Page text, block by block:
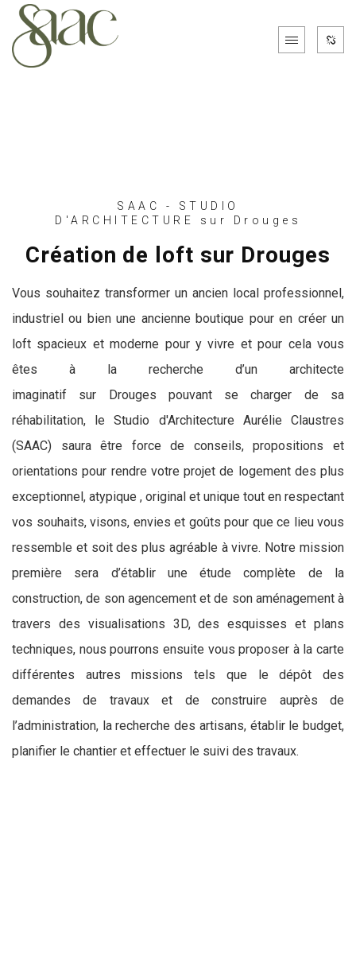
SAAC - STUDIO
D'ARCHITECTURE sur Drouges
Création de loft sur Drouges
Vous souhaitez transformer un ancien local professionnel,
industriel ou bien une ancienne boutique pour en créer un
loft spacieux et moderne pour y vivre et pour cela vous
êtes à la recherche d’un architecte
imaginatif sur Drouges pouvant se charger de sa
réhabilitation, le Studio d'Architecture Aurélie Claustres
(SAAC) saura être force de conseils, propositions et
orientations pour rendre votre projet de logement des plus
exceptionnel, atypique , original et unique tout en respectant
vos souhaits, visons, envies et goûts pour que ce lieu vous
ressemble et soit des plus agréable à vivre. Notre mission
première sera d’établir une étude complète de la
construction, de son agencement et de son aménagement à
travers des visualisations 3D, des esquisses et plans
techniques, nous pourrons ensuite vous proposer à la carte
différentes autres missions tels que le dépôt des
demandes de travaux et de construire auprès de
l’administration, la recherche des artisans, établir le budget,
planifier le chantier et effectuer le suivi des travaux.